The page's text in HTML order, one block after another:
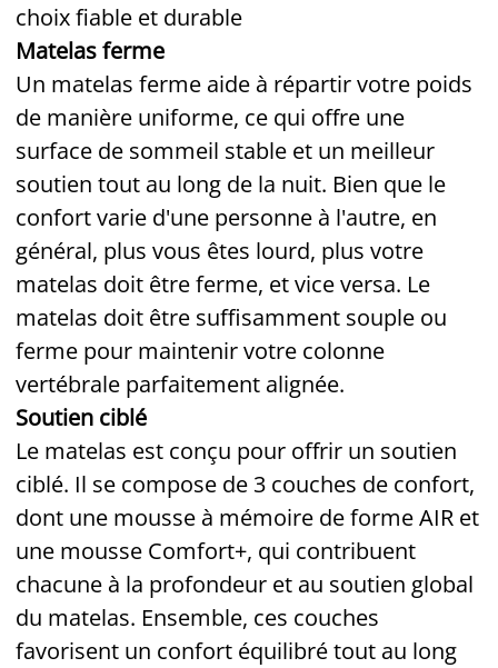
choix fiable et durable
Matelas ferme
Un matelas ferme aide à répartir votre poids
de manière uniforme, ce qui offre une
surface de sommeil stable et un meilleur
soutien tout au long de la nuit. Bien que le
confort varie d'une personne à l'autre, en
général, plus vous êtes lourd, plus votre
matelas doit être ferme, et vice versa. Le
matelas doit être suffisamment souple ou
ferme pour maintenir votre colonne
vertébrale parfaitement alignée.
Soutien ciblé
Le matelas est conçu pour offrir un soutien
ciblé. Il se compose de 3 couches de confort,
dont une mousse à mémoire de forme AIR et
une mousse Comfort+, qui contribuent
chacune à la profondeur et au soutien global
du matelas. Ensemble, ces couches
favorisent un confort équilibré tout au long